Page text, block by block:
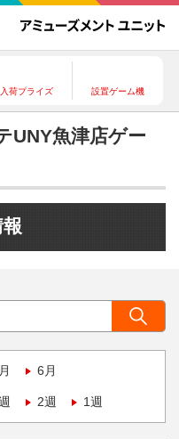
入荷プライズ 設置ゲーム機
UNY魚津店ゲー
6月
2週 1週